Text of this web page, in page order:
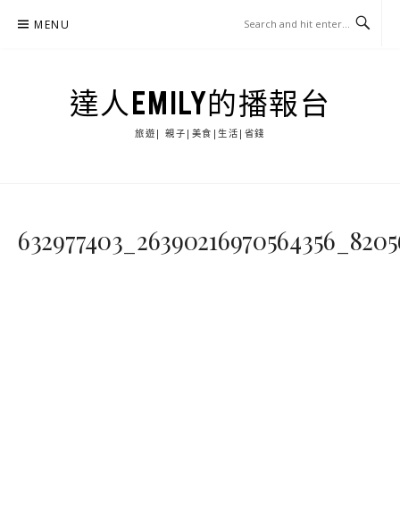
MENU
達人EMILY的播報台
旅遊| 親子|美食|生活|省錢